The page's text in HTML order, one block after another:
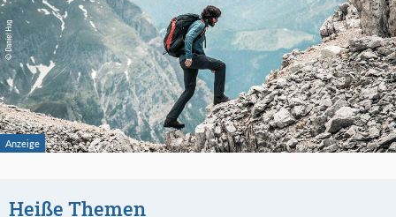
Heiße Themen